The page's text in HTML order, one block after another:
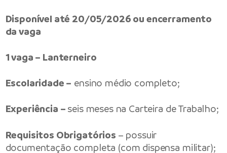
Disponível até 20/05/2026 ou encerramento
da vaga
1 vaga – Lanterneiro
Escolaridade – ensino médio completo;
Experiência – seis meses na Carteira de Trabalho;
Requisitos Obrigatórios – possuir
documentação completa (com dispensa militar);